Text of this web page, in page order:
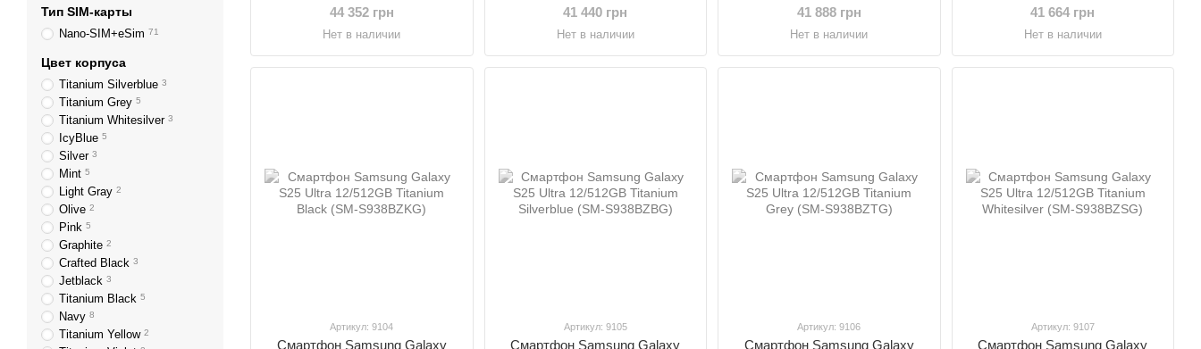
44 352 грн
Нет в наличии
41 440 грн
Нет в наличии
41 888 грн
Нет в наличии
41 664 грн
Нет в наличии
Артикул: 9104
Смартфон Samsung Galaxy
Артикул: 9105
Смартфон Samsung Galaxy
Артикул: 9106
Смартфон Samsung Galaxy
Артикул: 9107
Смартфон Samsung Galaxy
Тип SIM-карты
Nano-SIM+eSim 71
Цвет корпуса
Titanium Silverblue 3
Titanium Grey 5
Titanium Whitesilver 3
IcyBlue 5
Silver 3
Mint 5
Light Gray 2
Olive 2
Pink 5
Graphite 2
Crafted Black 3
Jetblack 3
Titanium Black 5
Navy 8
Titanium Yellow 2